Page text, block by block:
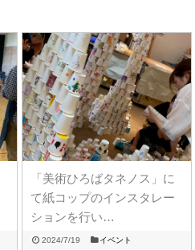
「美術ひろばタネノス」に
て紙コップのインスタレー
ションを行い…
2024/7/19 イベント